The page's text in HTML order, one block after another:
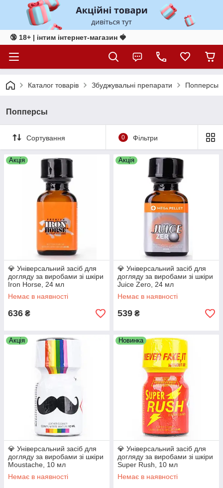
🔞 18+ | інтим інтернет-магазин 🍓
Каталог товарів Збуджувальні препарати Попперсы
Попперсы
Сортування 0 Фільтри
Акція
💎 Універсальний засіб для
догляду за виробами зі шкіри
Iron Horse, 24 мл
Немає в наявності
636 ₴
Акція
💎 Універсальний засіб для
догляду за виробами зі шкіри
Juice Zero, 24 мл
Немає в наявності
539 ₴
Акція
💎 Універсальний засіб для
догляду за виробами зі шкіри
Moustache, 10 мл
Немає в наявності
Новинка
💎 Універсальний засіб для
догляду за виробами зі шкіри
Super Rush, 10 мл
Немає в наявності